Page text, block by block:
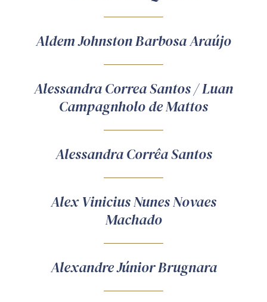
Produtos e serviços
Zênite Fácil IA
Zênite Play
Orientação por Escrito
Mentoria Zênite
Capacitação
Zênite Online
Eventos presenciais
Zênite in Company
Aldem Johnston Barbosa Araújo
Alessandra Correa Santos / Luan
Campagnholo de Mattos
Alessandra Corrêa Santos
Alex Vinicius Nunes Novaes
Machado
Alexandre Júnior Brugnara